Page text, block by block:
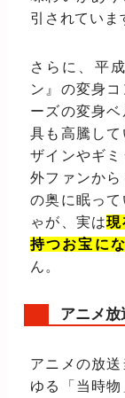
引されていま
さらに、平
ン』の変身
ーズの変身
具も高騰し
ザインやギ
外ファンか
の奥に眠っ
ゃが、実は現
持つお宝に
ん。
アニメ
アニメの放
ゆる「当時